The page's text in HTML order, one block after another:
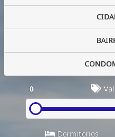
0
Dormitórios